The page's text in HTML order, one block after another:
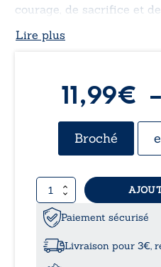
courage, de sacrifice et
encore aujourd’hui.
Lire plus
11,99€ –
Broché
quantité
de
Jean-
Marie,
Marie-
Paiement sécurisé
Livraison pour 3€,